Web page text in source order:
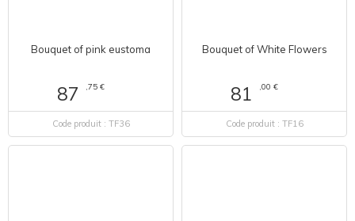
Bouquet of pink eustoma
87 ,75 €
Code produit : TF36
Bouquet of White Flowers
81 ,00 €
Code produit : TF16